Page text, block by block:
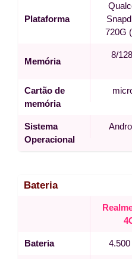
Plataforma
720G
Memória
8/
Cartão de
memória
Sistema
Operacional
Bateria
Bateria